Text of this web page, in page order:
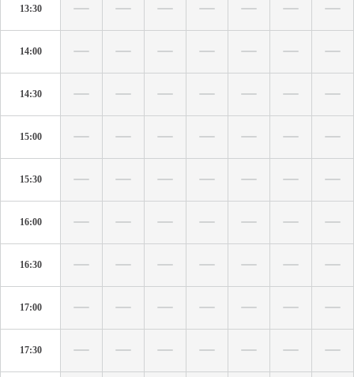
13:30
14:00
14:30
15:00
15:30
16:00
16:30
17:00
17:30